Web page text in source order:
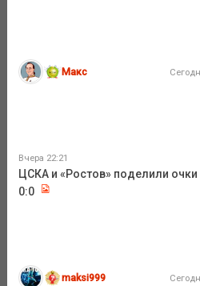
Макс
Вчера 22:21
ЦСКА и «Ростов» поделили
0:0
maksi999